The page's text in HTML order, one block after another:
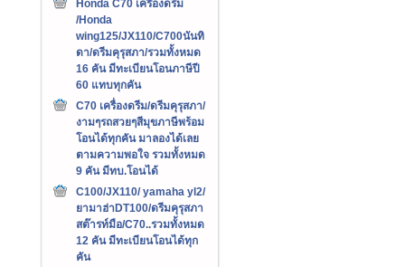
Honda C70 เครืองดรีม
/Honda
wing125/JX110/C700นันทิ
ดา/ดรีมคุรุสภา/รวมทั้งหมด
16 คัน มีทะเบียนโอนภาษีปี
60 แทบทุกคัน
C70 เครื่องดรีม/ดรีมคุรุสภา/
งามๆรถสวยๆสีมุขภาษีพร้อม
โอนได้ทุกคัน มาลองได้เลย
ตามความพอใจ รวมทั้งหมด
9 คัน มีทบ.โอนได้
C100/JX110/ yamaha yl2/
ยามาฮ่าDT100/ดรีมคุรุสภา
สต๊ารท์มือ/C70..รวมทั้งหมด
12 คัน มีทะเบียนโอนได้ทุก
คัน